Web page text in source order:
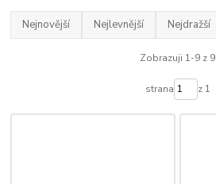
Nejnovější Nejlevnější Nejdražší
Zobrazuji 1-9 z 9
strana z 1